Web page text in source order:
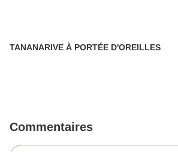
TANANARIVE À PORTÉE D'OREILLES
Commentaires